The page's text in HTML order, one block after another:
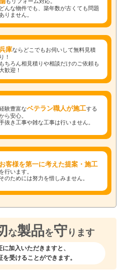
どんな物件でも、築年数が古くても問題
ありません。
庫ならどこでもお伺いして無料見積
り！
もちろん相見積りや相談だけのご依頼も
歓迎！
験豊富なベテラン職人が施工する
ら安心。
抜き工事や雑な工事は行いません。
お客様を第一に考えた提案・施工
を行います。
そのためには努力を惜しみません。
な製品を守 ります
加入いただきますと、
受けることができます。